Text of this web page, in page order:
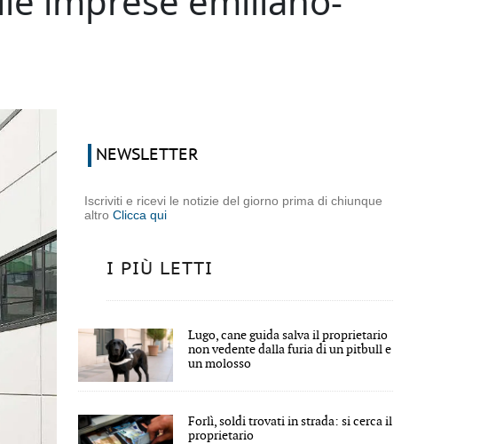
NEWSLETTER
Iscriviti e ricevi le notizie del giorno prima di chiunque
altroClicca qui
I PIÙ LETTI
Lugo, cane guida salva il proprietario
non vedente dalla furia di un pitbull e
un molosso
Forlì, soldi trovati in strada: si cerca il
proprietario